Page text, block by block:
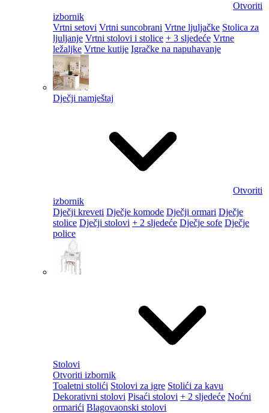
Otvoriti
izbornik
Vrtni setovi Vrtni suncobrani Vrtne ljuljačke Stolica za
ljuljanje Vrtni stolovi i stolice + 3 sljedeće Vrtne
ležaljke Vrtne kutije Igračke na napuhavanje
Dječji namještaj
Otvoriti
izbornik
Dječji kreveti Dječje komode Dječji ormari Dječje
stolice Dječji stolovi + 2 sljedeće Dječje sofe Dječje
police
Stolovi
Otvoriti izbornik
Toaletni stolići Stolovi za igre Stolići za kavu
Dekorativni stolovi Pisaći stolovi + 2 sljedeće Noćni
ormarići Blagovaonski stolovi